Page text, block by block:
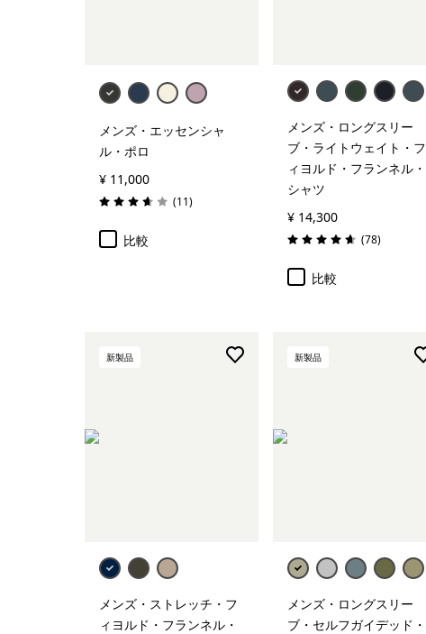
メンズ・エッセンシャ
ル・ポロ
¥ 11,000
評価: 3.6 / 5 (11レビュー
)
比較
メンズ・ロングスリー
ブ・ライトウェイト・フ
ィヨルド・フランネル・
シャツ
¥ 14,300
評価: 4.7 / 5 (78レビュー
)
比較
新製品
メンズ・ストレッチ・フ
ィヨルド・フランネル・
新製品
メンズ・ロングスリー
ブ・セルフガイデッド・